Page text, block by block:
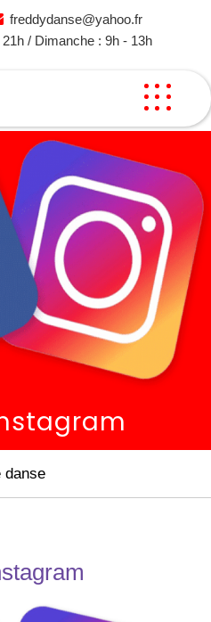
freddydanse@yahoo.fr
/ Dimanche : 9h - 13h
danse